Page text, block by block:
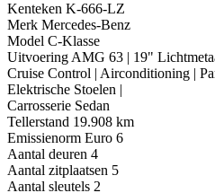
Kenteken K-666-LZ
Merk Mercedes-Benz
Model C-Klasse
Uitvoering AMG 63 | 19"
Cruise Control | Airconditioning |
Elektrische Stoelen |
Carrosserie Sedan
Tellerstand 19.908 km
Emissienorm Euro 6
Aantal deuren 4
Aantal zitplaatsen 5
Aantal sleutels 2